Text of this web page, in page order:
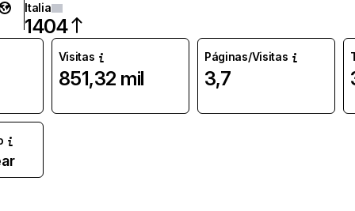
Italia
1404
Visitas
851,32 mil
Páginas/Visitas
3,7